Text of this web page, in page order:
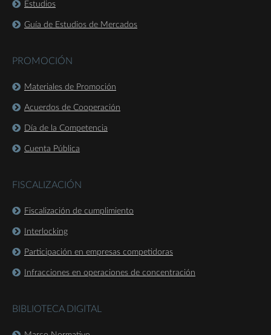
Estudios
Guía de Estudios de Mercados
PROMOCIÓN
Materiales de Promoción
Acuerdos de Cooperación
Día de la Competencia
Cuenta Pública
FISCALIZACIÓN
Fiscalización de cumplimiento
Interlocking
Participación en empresas competidoras
Infracciones en operaciones de concentración
BIBLIOTECA DIGITAL